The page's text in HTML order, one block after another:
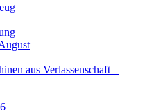
aus Verlassenschaft –